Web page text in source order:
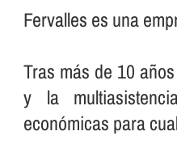
Fervalles es una
Tras más de 10
y la
económicas para